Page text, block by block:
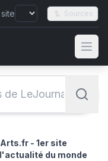
Sources
- 1er site
du monde